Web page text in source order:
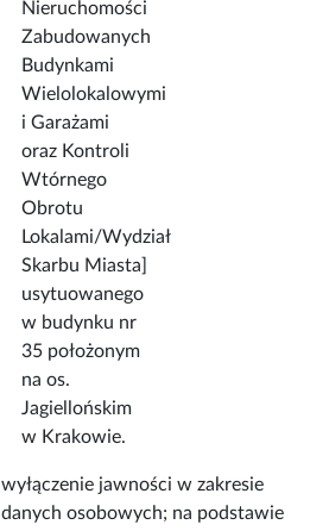
Nieruchomości
Zabudowanych
Budynkami
Wielolokalowymi
i Garażami
oraz Kontroli
Wtórnego
Obrotu
Lokalami/Wydział
Skarbu Miasta]
usytuowanego
w budynku nr
35 położonym
na os.
Jagiellońskim
w Krakowie.
wyłączenie jawności w zakresie
danych osobowych; na podstawie